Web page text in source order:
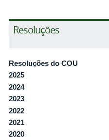
Resoluções
Resoluções do COU
2025
2024
2023
2022
2021
2020